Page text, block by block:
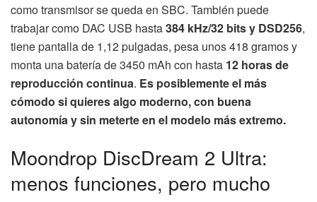
como transmisor se queda en SBC. También puede
trabajar como DAC USB hasta384 kHz/32 bits y DSD256,
tiene pantalla de 1,12 pulgadas, pesa unos 418 gramos y
monta una batería de 3450 mAh con hasta 12 horas de
reproducción continua. Es posiblemente el más
cómodo si quieres algo moderno, con buena
autonomía y sin meterte en el modelo más extremo.
Moondrop DiscDream 2 Ultra:
menos funciones, pero mucho